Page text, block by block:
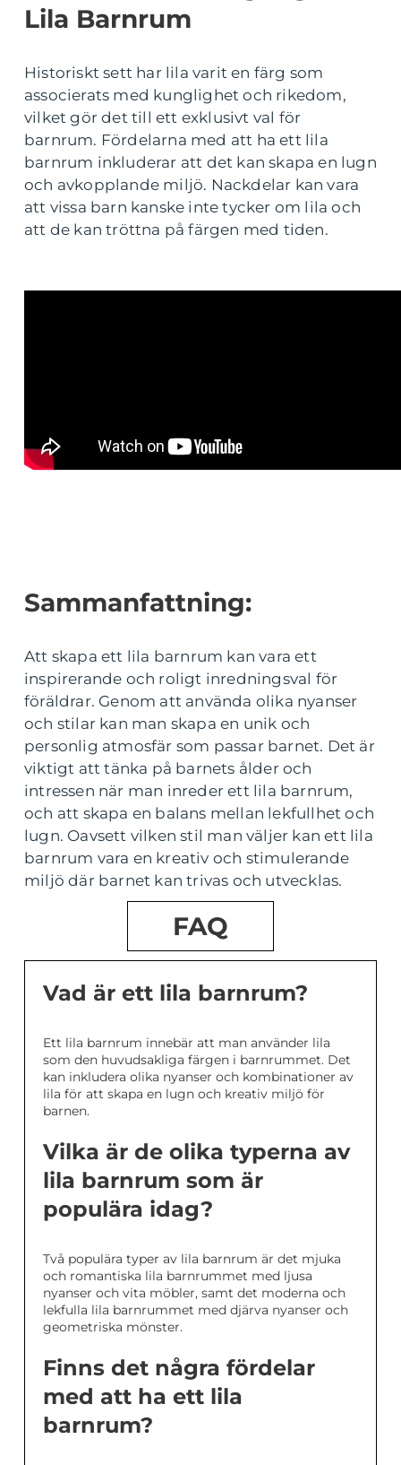
Lila Barnrum
Historiskt sett har lila varit en färg som
associerats med kunglighet och rikedom,
vilket gör det till ett exklusivt val för
barnrum. Fördelarna med att ha ett lila
barnrum inkluderar att det kan skapa en lugn
och avkopplande miljö. Nackdelar kan vara
att vissa barn kanske inte tycker om lila och
att de kan tröttna på färgen med tiden.
Sammanfattning:
Att skapa ett lila barnrum kan vara ett
inspirerande och roligt inredningsval för
föräldrar. Genom att använda olika nyanser
och stilar kan man skapa en unik och
personlig atmosfär som passar barnet. Det är
viktigt att tänka på barnets ålder och
intressen när man inreder ett lila barnrum,
och att skapa en balans mellan lekfullhet och
lugn. Oavsett vilken stil man väljer kan ett lila
barnrum vara en kreativ och stimulerande
miljö där barnet kan trivas och utvecklas.
FAQ
Vad är ett lila barnrum?
Ett lila barnrum innebär att man använder lila
som den huvudsakliga färgen i barnrummet. Det
kan inkludera olika nyanser och kombinationer av
lila för att skapa en lugn och kreativ miljö för
barnen.
Vilka är de olika typerna av
lila barnrum som är
populära idag?
Två populära typer av lila barnrum är det mjuka
och romantiska lila barnrummet med ljusa
nyanser och vita möbler, samt det moderna och
lekfulla lila barnrummet med djärva nyanser och
geometriska mönster.
Finns det några fördelar
med att ha ett lila
barnrum?